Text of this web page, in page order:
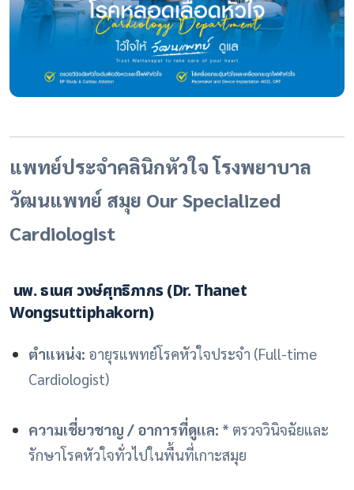
แพทย์ประจำคลินิกหัวใจ โรงพยาบาล
วัฒนแพทย์ สมุย Our Specialized
Cardiologist
นพ. ธเนศ วงษ์ศุทธิภากร(Dr. Thanet
Wongsuttiphakorn)
ตำแหน่ง: อายุรแพทย์โรคหัวใจประจำ (Full-time
Cardiologist)
ความเชี่ยวชาญ / อาการที่ดูแล: * ตรวจวินิจฉัยและ
รักษาโรคหัวใจทั่วไปในพื้นที่เกาะสมุย